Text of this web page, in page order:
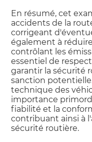
En résumé, cet
accidents de la
corrigeant
également à
contrôlant les
essentiel de
garantir la sécurité
sanction
technique des
importance
fiabilité et la
contribuant ainsi à
sécurité routière.